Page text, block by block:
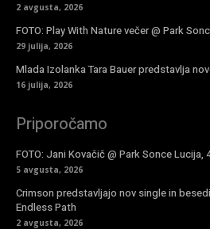
2 avgusta, 2026
FOTO: Play With Nature večer @ Park
29 julija, 2026
Mlada Izolanka Tara Bauer predstavlja
16 julija, 2026
Priporočamo
FOTO: Jani Kovačič @ Park Sonce Lucija,
5 avgusta, 2026
Crimson predstavljajo nov single in
Endless Path
2 avgusta, 2026